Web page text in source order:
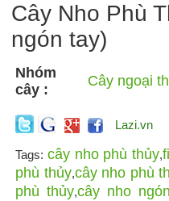
Cây Nho Phù
ngón tay)
Nhóm
cây :
Cây ngoại
Lazi.vn
Tags:cây nho phù thủy,
phù thủy,cây nho phù
phù thủy,cây nho